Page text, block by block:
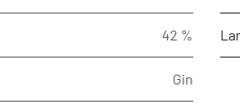
42 %
Gin